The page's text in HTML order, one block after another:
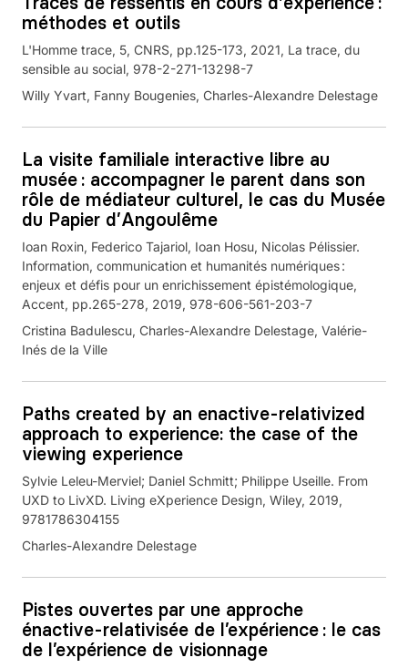
méthodes et outils
L'Homme trace, 5, CNRS, pp.125-173, 2021, La trace, du
sensible au social, 978-2-271-13298-7
Willy Yvart, Fanny Bougenies, Charles-Alexandre Delestage
La visite familiale interactive libre au
musée : accompagner le parent dans son
rôle de médiateur culturel, le cas du Musée
du Papier d’Angoulême
Ioan Roxin, Federico Tajariol, Ioan Hosu, Nicolas Pélissier.
Information, communication et humanités numériques :
enjeux et défis pour un enrichissement épistémologique,
Accent, pp.265-278, 2019, 978-606-561-203-7
Cristina Badulescu, Charles-Alexandre Delestage, Valérie-
Inés de la Ville
Paths created by an enactive-relativized
approach to experience: the case of the
viewing experience
Sylvie Leleu-Merviel; Daniel Schmitt; Philippe Useille. From
UXD to LivXD. Living eXperience Design, Wiley, 2019,
9781786304155
Charles-Alexandre Delestage
Pistes ouvertes par une approche
énactive-relativisée de l’expérience : le cas
de l’expérience de visionnage